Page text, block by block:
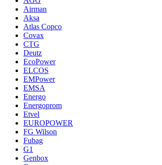
Airman
Aksa
Atlas Copco
Covax
CTG
Deutz
EcoPower
ELCOS
EMPower
EMSA
Energo
Energoprom
Etvel
EUROPOWER
FG Wilson
Fubag
G1
Genbox